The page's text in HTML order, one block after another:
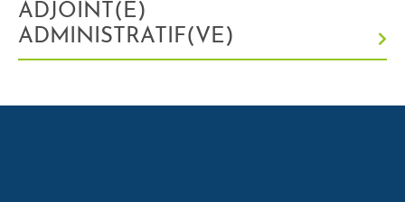
ADJOINT(E)
ADMINISTRATIF(VE)